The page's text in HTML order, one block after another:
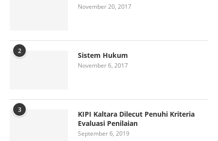
November 20, 2017
2 Sistem Hukum
November 6, 2017
3
KIPI Kaltara Dilecut Penuhi Kriteria
Evaluasi Penilaian
September 6, 2019